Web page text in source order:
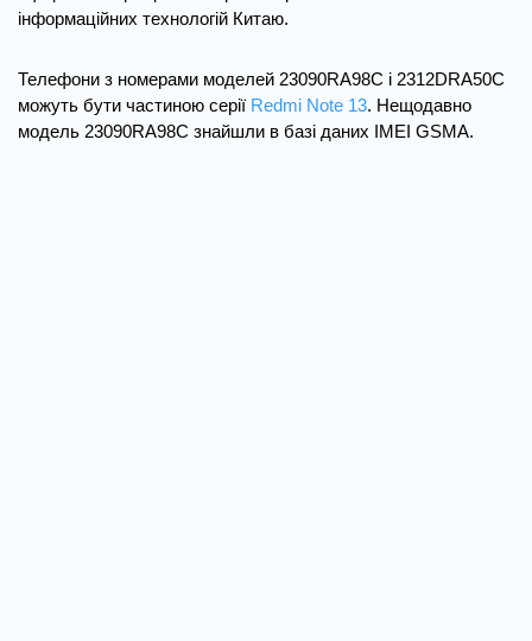
інформаційних технологій Китаю.
Телефони з номерами моделей 23090RA98C і 2312DRA50C
можуть бути частиною серії Redmi Note 13. Нещодавно
модель 23090RA98C знайшли в базі даних IMEI GSMA.